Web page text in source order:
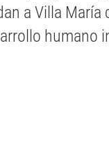
a Villa María
humano